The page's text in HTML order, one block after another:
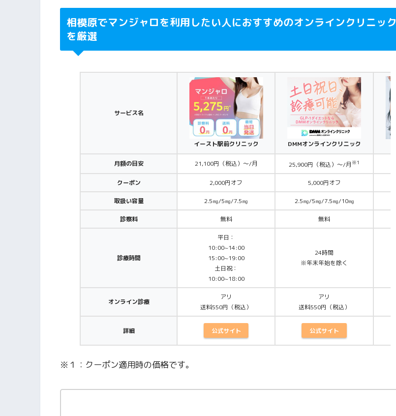
相模原でマンジャロを利用したい人におすすめのオンラインクリニック
を厳選
サービス名
イースト駅前クリニック DMMオンラインクリニック
月額の目安 21,100円（税込）～/月 25,900円（税込）～/月 ※1
クーポン 2,000円オフ 5,000円オフ
取扱い容量 2.5㎎/5㎎/7.5㎎ 2.5㎎/5㎎/7.5㎎/10㎎
診察料 無料 無料
診療時間
平日：
10:00~14:00
15:00~19:00
土日祝：
10:00~18:00
24時間
※年末年始を除く
オンライン診療
アリ
送料550円（税込）
アリ
送料550円（税込）
詳細 公式サイト 公式サイト
※１：クーポン適用時の価格です。